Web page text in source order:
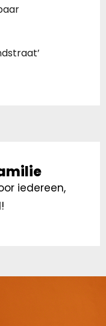
iedereen,